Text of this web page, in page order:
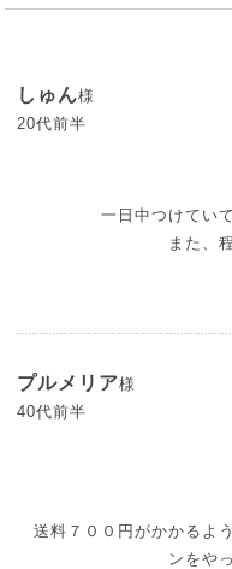
しゅん様
20代前半
一日中つけてい
また、
プルメリア様
40代前半
送料７００円がかかるよ
ンをや